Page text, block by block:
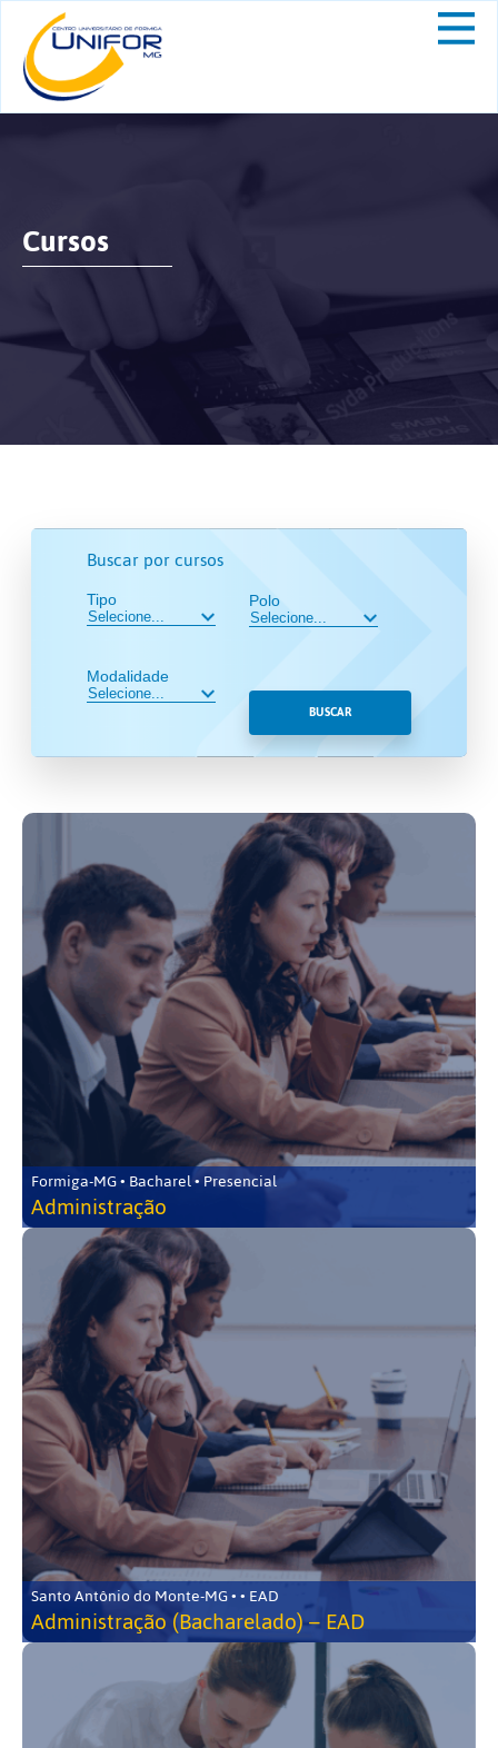
Cursos
Buscar por cursos
Tipo
Modalidade
Polo
BUSCAR
Formiga-MG • Bacharel • Presencial
Administração
Santo Antônio do Monte-MG • • EAD
Administração (Bacharelado) – EAD